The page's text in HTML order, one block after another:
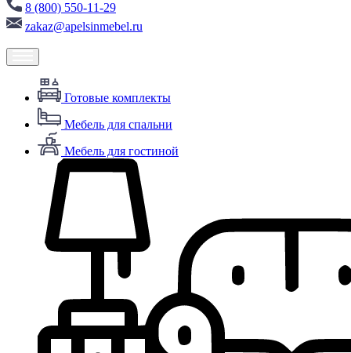
8 (800) 550-11-29
zakaz@apelsinmebel.ru
Готовые комплекты
Мебель для спальни
Мебель для гостиной